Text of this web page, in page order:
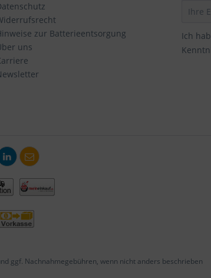
zur Batterieentsorgung
uns
Ich
ggf. Nachnahmegebühren, wenn nicht anders beschrieben